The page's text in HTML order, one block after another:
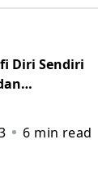
Diri Sendiri
6 min read